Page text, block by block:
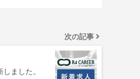
次の記事
ました。